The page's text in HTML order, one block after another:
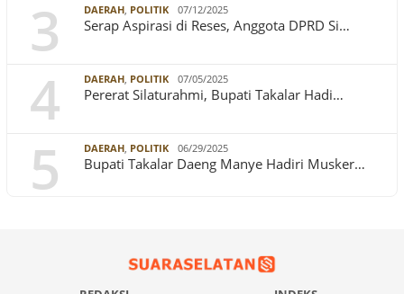
3 DAERAH, POLITIK 07/12/2025
Serap Aspirasi di Reses, Anggota DPRD Si…
4 DAERAH, POLITIK 07/05/2025
Pererat Silaturahmi, Bupati Takalar Hadi…
5 DAERAH, POLITIK 06/29/2025
Bupati Takalar Daeng Manye Hadiri Musker…